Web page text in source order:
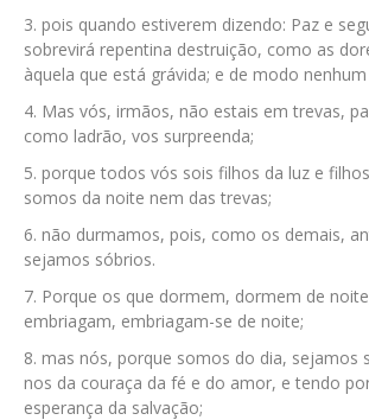
pois quando estiverem dizendo: Paz e
sobrevirá repentina destruição, como as
àquela que está grávida; e de modo
Mas vós, irmãos, não estais em trevas,
como ladrão, vos surpreenda;
porque todos vós sois filhos da luz e
somos da noite nem das trevas;
não durmamos, pois, como os demais,
sejamos sóbrios.
Porque os que dormem, dormem de
embriagam, embriagam-se de noite;
mas nós, porque somos do dia, sejamos
nos da couraça da fé e do amor, e tendo
esperança da salvação;